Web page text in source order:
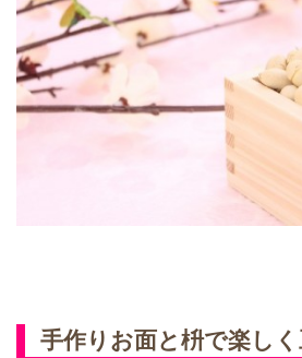
手作りお面と枡で楽し